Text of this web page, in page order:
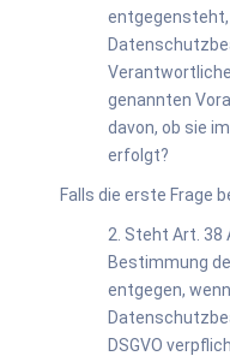
entgegensteht,
genannten
davon, ob sie
erfolgt?
Falls die erste Frage
2. Steht Art. 38
Bestimmung
entgegen,
DSGVO